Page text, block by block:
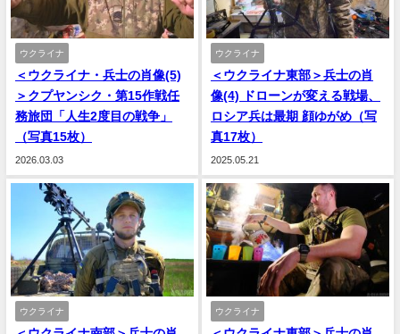
ウクライナ
＜ウクライナ・兵士の肖像(5)
＞クプヤンシク・第15作戦任
務旅団「人生2度目の戦争」
（写真15枚）
2026.03.03
ウクライナ
＜ウクライナ東部＞兵士の肖
像(4) ドローンが変える戦場、
ロシア兵は最期 顔ゆがめ（写
真17枚）
2025.05.21
ウクライナ ウクライナ